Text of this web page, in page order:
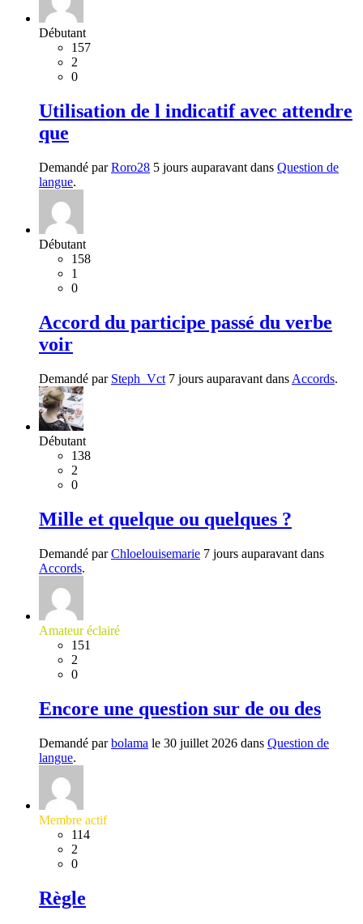
Débutant
157
2
0
Utilisation de l indicatif avec attendre
que
Demandé parRoro28 5 jours auparavant dans Question de
langue.
Débutant
158
1
0
Accord du participe passé du verbe
voir
Demandé par Steph_Vct 7 jours auparavant dans Accords.
Débutant
138
2
0
Mille et quelque ou quelques ?
Demandé parChloelouisemarie 7 jours auparavant dans
Accords.
Amateur éclairé
151
2
0
Encore une question sur de ou des
Demandé parbolama le 30 juillet 2026 dans Question de
langue.
Membre actif
114
2
0
Règle